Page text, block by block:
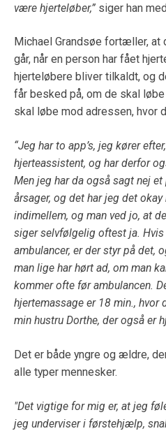
være hjerteløber,” siger han
Michael Grandsøe fortæller, at
går, når en person har fået
hjerteløbere bliver tilkaldt, og
får besked på, om de skal
skal løbe mod adressen, hvor
“Jeg har to app’s, jeg kører
hjerteassistent, og har derfor
Men jeg har da også sagt nej
årsager, og det har jeg det
indimellem, og man ved jo, at
siger selvfølgelig oftest ja.
ambulancer, er der styr på det,
man lige har hørt ad, om man
kommer ofte før ambulancen.
hjertemassage er 18 min., hvor
min hustru Dorthe, der også er
Det er både yngre og ældre,
alle typer mennesker.
"Det vigtige for mig er, at jeg
jeg underviser i førstehjælp,